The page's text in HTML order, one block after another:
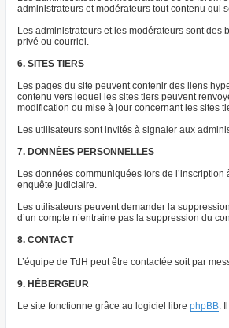
administrateurs et modérateurs tout contenu qui
Les administrateurs et les modérateurs sont
privé ou courriel.
6. SITES TIERS
Les pages du site peuvent contenir des liens
contenu vers lequel les sites tiers peuvent
modification ou mise à jour concernant les sites
Les utilisateurs sont invités à signaler aux
7. DONNÉES PERSONNELLES
Les données communiquées lors de
enquête judiciaire.
Les utilisateurs peuvent demander la
d’un compte n’entraine pas la suppression du
8. CONTACT
L’équipe de TdH peut être contactée soit par
9. HÉBERGEUR
Le site fonctionne grâce au logiciel libre phpBB.